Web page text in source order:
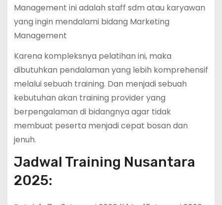
Management ini adalah staff sdm atau karyawan
yang ingin mendalami bidang Marketing
Management
Karena kompleksnya pelatihan ini, maka
dibutuhkan pendalaman yang lebih komprehensif
melalui sebuah training. Dan menjadi sebuah
kebutuhan akan training provider yang
berpengalaman di bidangnya agar tidak
membuat peserta menjadi cepat bosan dan
jenuh.
Jadwal Training Nusantara
2025: